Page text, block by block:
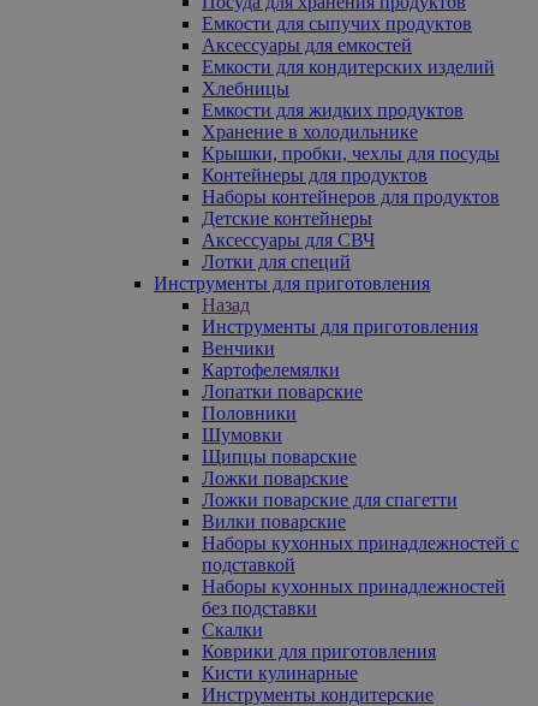
Емкости для сыпучих продуктов
Аксессуары для емкостей
Емкости для кондитерских изделий
Хлебницы
Емкости для жидких продуктов
Хранение в холодильнике
Крышки, пробки, чехлы для посуды
Контейнеры для продуктов
Наборы контейнеров для продуктов
Детские контейнеры
Аксессуары для СВЧ
Лотки для специй
Инструменты для приготовления
Назад
Инструменты для приготовления
Венчики
Картофелемялки
Лопатки поварские
Половники
Шумовки
Щипцы поварские
Ложки поварские
Ложки поварские для спагетти
Вилки поварские
Наборы кухонных принадлежностей с
подставкой
Наборы кухонных принадлежностей
без подставки
Скалки
Коврики для приготовления
Кисти кулинарные
Инструменты кондитерские